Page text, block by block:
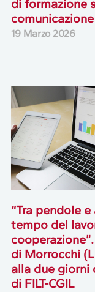
di formazione
19 Marzo 2026
“Tra pendole
tempo del
di Morrocchi
alla due giorni
di FILT-CGIL